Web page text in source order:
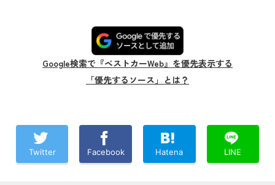
Google検索で『ベストカーWeb』を優先表示する
「優先するソース」とは？
Twitter Facebook Hatena LINE